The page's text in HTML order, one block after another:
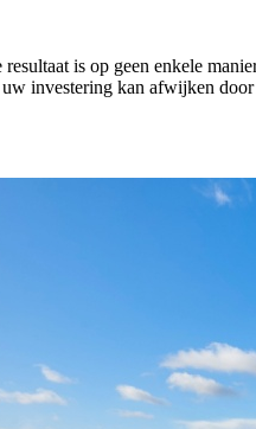
is op geen enkele
investering kan afwijken